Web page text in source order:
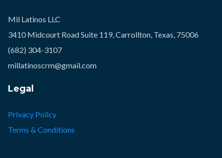
Mil Latinos LLC
3410 Midcourt Road Suite 119, Carrollton, Texas, 75006
(682) 304-3107
millatinoscrm@gmail.com
Legal
Privacy Policy
Terms & Conditions